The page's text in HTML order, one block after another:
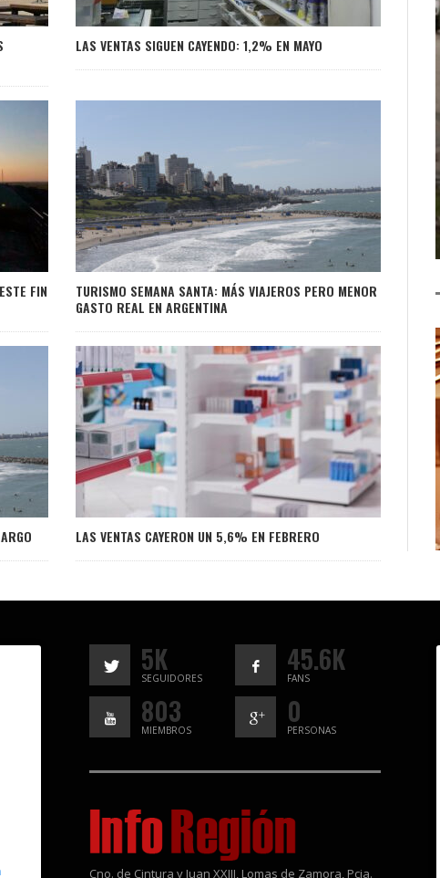
LAS VENTAS SIGUEN CAYENDO: 1,2% EN MAYO
FIN
TURISMO SEMANA SANTA: MÁS VIAJEROS PERO MENOR
GASTO REAL EN ARGENTINA
LAS VENTAS CAYERON UN 5,6% EN FEBRERO
5K
SEGUIDORES
45.6K
FANS
803
MIEMBROS
0
PERSONAS
Cno. de Cintura y Juan XXIII, Lomas de Zamora, Pcia.